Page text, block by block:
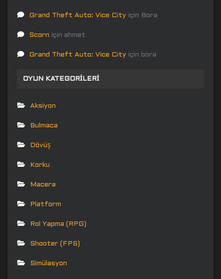
Grand Theft Auto: Vice City için Bora
Scorn için ahmet
Grand Theft Auto: Vice City için bora
OYUN KATEGORILERI
Aksiyon
Bulmaca
Dövüş
Korku
Macera
Platform
Rol Yapma (RPG)
Shooter (FPS)
Simülasyon